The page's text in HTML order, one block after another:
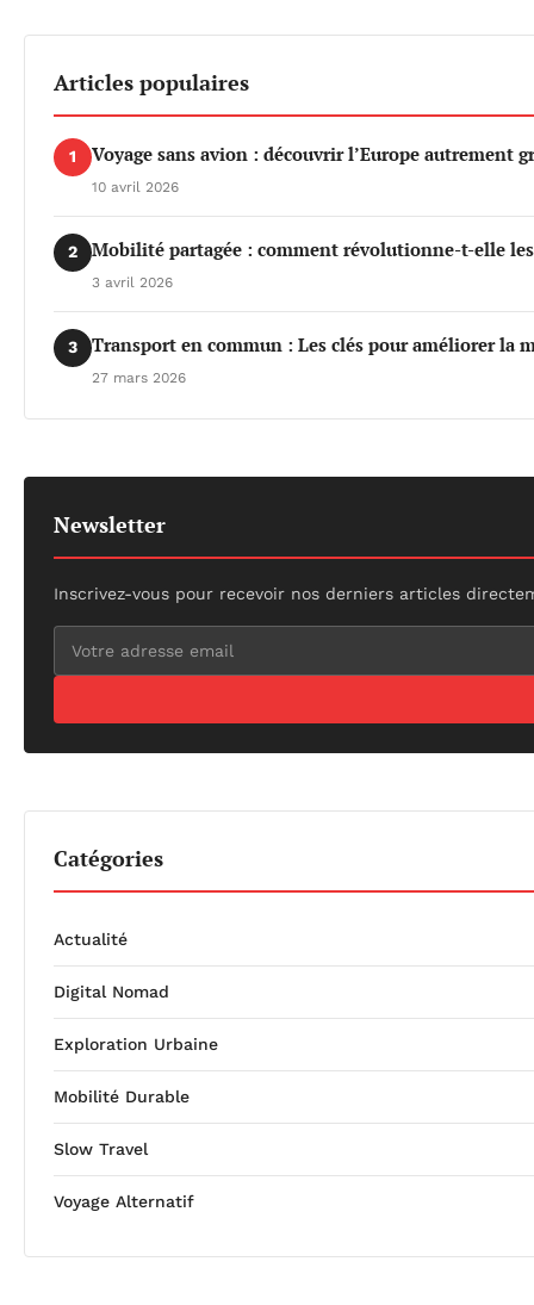
Articles populaires
1 Voyage sans avion : découvrir l’Europe autrement
10 avril 2026
2 Mobilité partagée : comment révolutionne-t-elle
3 avril 2026
3 Transport en commun : Les clés pour améliorer la
27 mars 2026
Newsletter
Inscrivez-vous pour recevoir nos derniers articles
Catégories
Actualité
Digital Nomad
Exploration Urbaine
Mobilité Durable
Slow Travel
Voyage Alternatif